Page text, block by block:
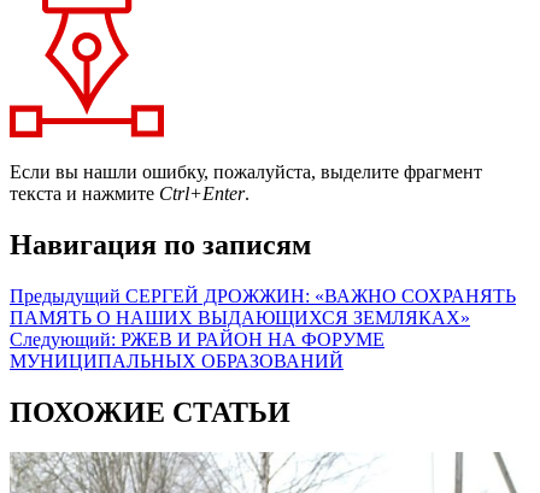
Если вы нашли ошибку, пожалуйста, выделите фрагмент
текста и нажмите Ctrl+Enter.
Навигация по записям
Предыдущий СЕРГЕЙ ДРОЖЖИН: «ВАЖНО СОХРАНЯТЬ
ПАМЯТЬ О НАШИХ ВЫДАЮЩИХСЯ ЗЕМЛЯКАХ»
Следующий: РЖЕВ И РАЙОН НА ФОРУМЕ
МУНИЦИПАЛЬНЫХ ОБРАЗОВАНИЙ
ПОХОЖИЕ СТАТЬИ